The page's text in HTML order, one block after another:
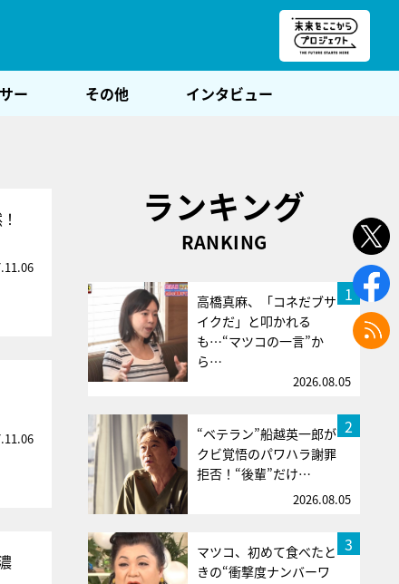
ー その他 インタビュー
ランキング
RANKING
1
高橋真麻、「コネだブサ
イクだ」と叩かれる
も…“マツコの一言”か
ら…
2026.08.05
2
“ベテラン”船越英一郎が
クビ覚悟のパワハラ謝罪
拒否！“後輩”だけ…
2026.08.05
3
マツコ、初めて食べたと
きの“衝撃度ナンバーワ